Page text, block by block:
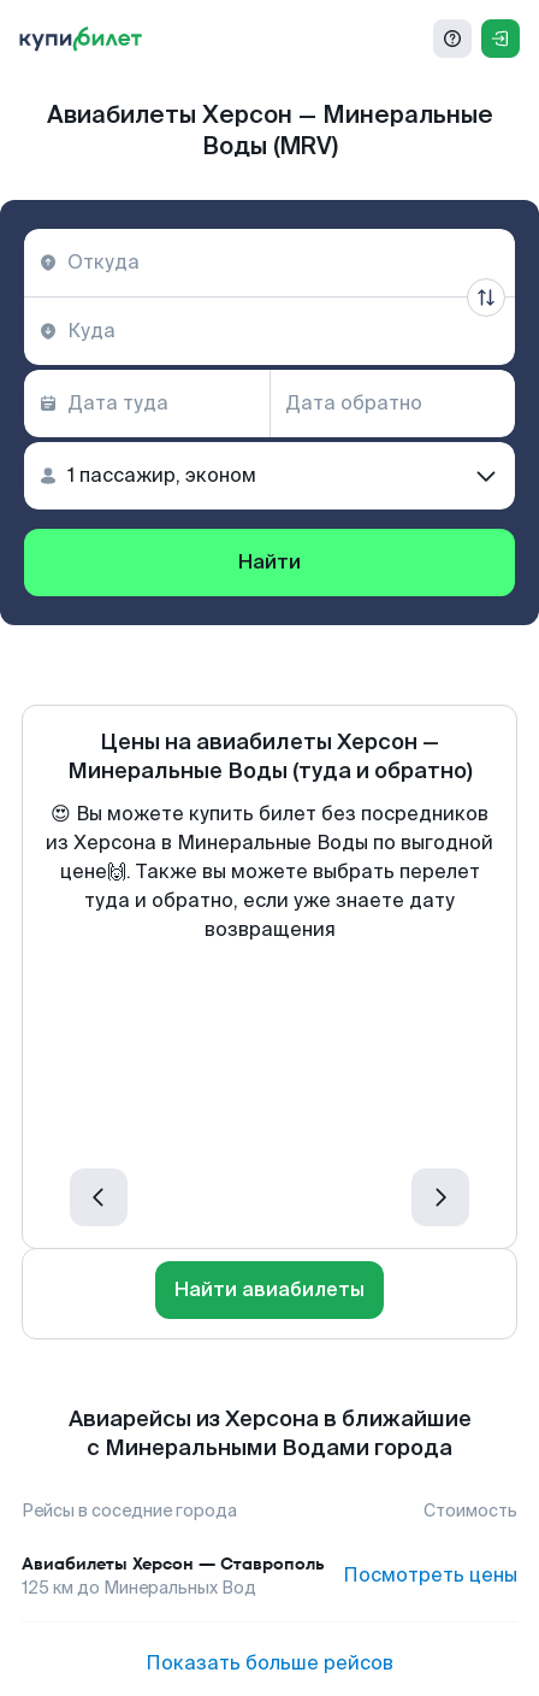
Авиабилеты Херсон — Минеральные
Воды (MRV)
Найти
Цены на авиабилеты Херсон —
Минеральные Воды (туда и обратно)
😍 Вы можете купить билет без посредников
из Херсона в Минеральные Воды по выгодной
цене🙌. Также вы можете выбрать перелет
туда и обратно, если уже знаете дату
возвращения
Найти авиабилеты
Авиарейсы из Херсона в ближайшие
с Минеральными Водами города
Рейсы в соседние города Стоимость
Авиабилеты Херсон — Ставрополь
125 км до Минеральных Вод Посмотреть цены
Показать больше рейсов